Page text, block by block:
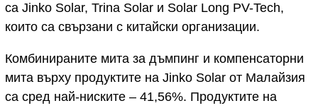
са Jinko Solar, Trina Solar и Solar Long PV-Tech,
които са свързани с китайски организации.
Комбинираните мита за дъмпинг и компенсаторни
мита върху продуктите на Jinko Solar от Малайзия
са сред най-ниските – 41,56%. Продуктите на